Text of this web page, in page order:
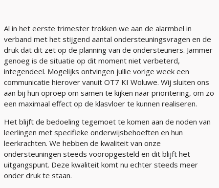
Al in het eerste trimester trokken we aan de alarmbel in
verband met het stijgend aantal ondersteuningsvragen en de
druk dat dit zet op de planning van de ondersteuners. Jammer
genoeg is de situatie op dit moment niet verbeterd,
integendeel. Mogelijks ontvingen jullie vorige week een
communicatie hierover vanuit OT7 KI Woluwe. Wij sluiten ons
aan bij hun oproep om samen te kijken naar prioritering, om zo
een maximaal effect op de klasvloer te kunnen realiseren.
Het blijft de bedoeling tegemoet te komen aan de noden van
leerlingen met specifieke onderwijsbehoeften en hun
leerkrachten. We hebben de kwaliteit van onze
ondersteuningen steeds vooropgesteld en dit blijft het
uitgangspunt. Deze kwaliteit komt nu echter steeds meer
onder druk te staan.